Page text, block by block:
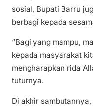
sosial, Bupati Barru
berbagi kepada
“Bagi yang mampu,
kepada masyarakat
mengharapkan rida
tuturnya.
Di akhir